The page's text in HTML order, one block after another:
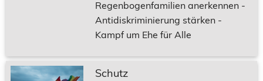
Regenbogenfamilien anerkennen -
Antidiskriminierung stärken -
Kampf um Ehe für Alle
Schutz